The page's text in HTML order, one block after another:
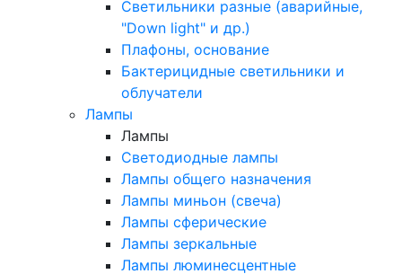
Светильники разные (аварийные,
"Down light" и др.)
Плафоны, основание
Бактерицидные светильники и
облучатели
Лампы
Лампы
Светодиодные лампы
Лампы общего назначения
Лампы миньон (свеча)
Лампы сферические
Лампы зеркальные
Лампы люминесцентные